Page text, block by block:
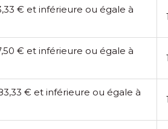
€ et inférieure ou égale à
€ et inférieure ou égale à
€ et inférieure ou égale à